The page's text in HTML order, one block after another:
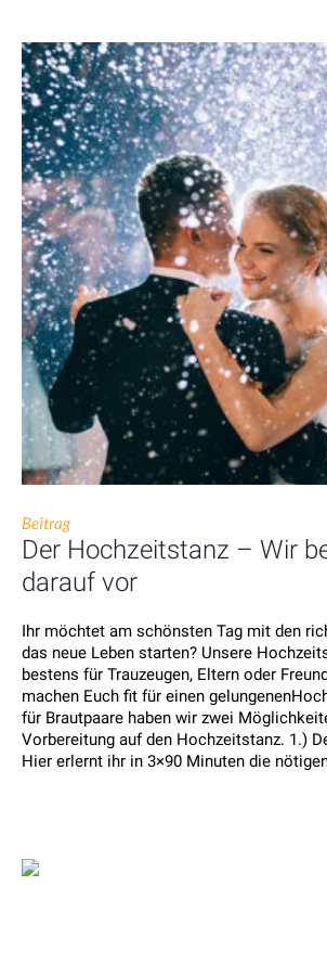
Beitrag
Der Hochzeitstanz – Wir
darauf vor
Ihr möchtet am schönsten Tag mit den
das neue Leben starten? Unsere
bestens für Trauzeugen, Eltern oder
machen Euch fit für einen
für Brautpaare haben wir zwei
Vorbereitung auf den Hochzeitstanz. 1.)
Hier erlernt ihr in 3×90 Minuten die